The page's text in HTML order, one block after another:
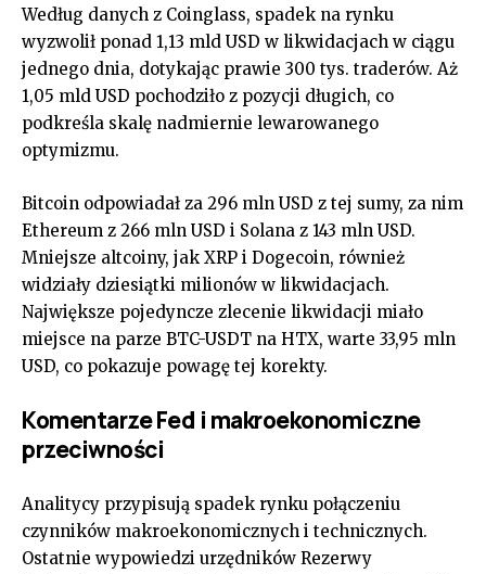
Według danych z Coinglass, spadek na rynku
wyzwolił ponad 1,13 mld USD w likwidacjach w ciągu
jednego dnia, dotykając prawie 300 tys. traderów. Aż
1,05 mld USD pochodziło z pozycji długich, co
podkreśla skalę nadmiernie lewarowanego
optymizmu.
Bitcoin odpowiadał za 296 mln USD z tej sumy, za nim
Ethereum z 266 mln USD i Solana z 143 mln USD.
Mniejsze altcoiny, jak XRP i Dogecoin, również
widziały dziesiątki milionów w likwidacjach.
Największe pojedyncze zlecenie likwidacji miało
miejsce na parze BTC-USDT na HTX, warte 33,95 mln
USD, co pokazuje powagę tej korekty.
Komentarze Fed i makroekonomiczne
przeciwności
Analitycy przypisują spadek rynku połączeniu
czynników makroekonomicznych i technicznych.
Ostatnie wypowiedzi urzędników Rezerwy